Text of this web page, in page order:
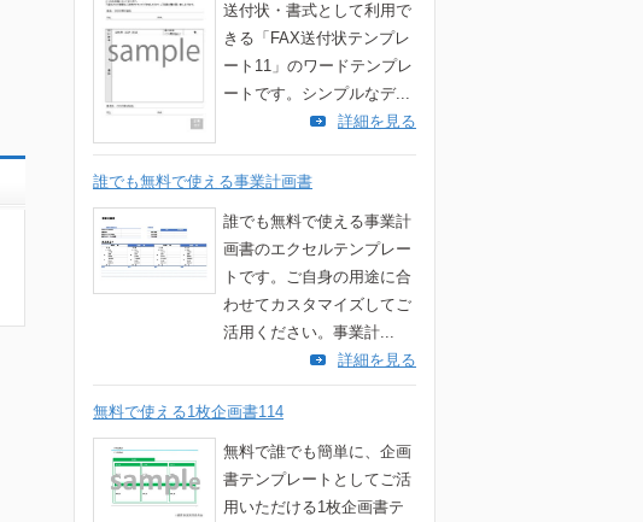
送付状・書式として利用で
きる「FAX送付状テンプレ
ート11」のワードテンプレ
ートです。シンプルなデ...
詳細を見る
誰でも無料で使える事業計画書
誰でも無料で使える事業計
画書のエクセルテンプレー
トです。ご自身の用途に合
わせてカスタマイズしてご
活用ください。事業計...
詳細を見る
無料で使える1枚企画書114
無料で誰でも簡単に、企画
書テンプレートとしてご活
用いただける1枚企画書テ